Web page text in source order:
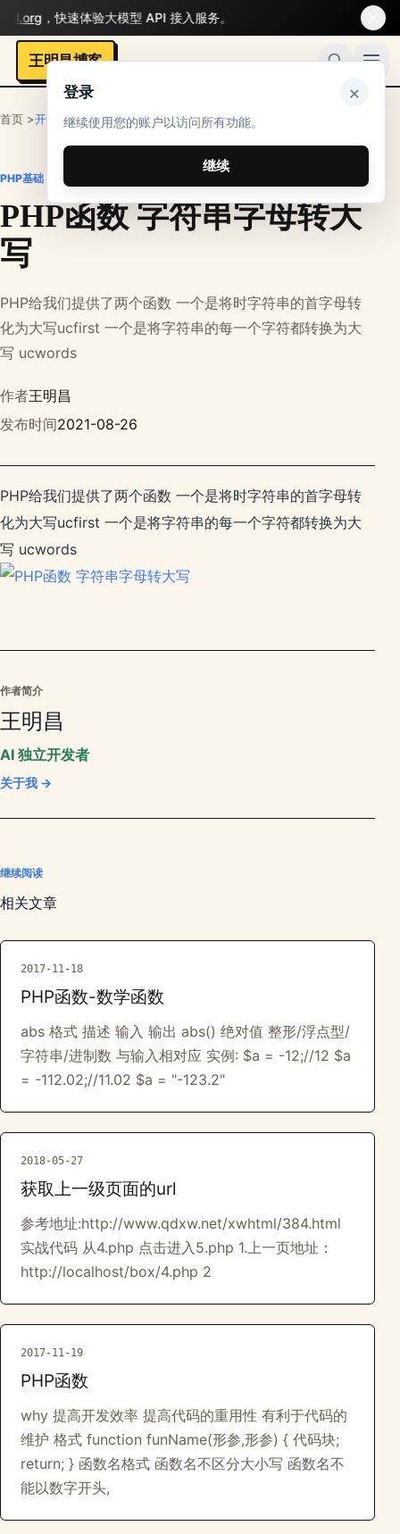
登录 ×
继续使用您的账户以访问所有功能。
继续
，快速体验大模型 API 接入服务。
王明昌博客
首页 >开发者>PHP笔记>PHP基础
PHP基础
PHP函数 字符串字母转大
写
PHP给我们提供了两个函数 一个是将时字符串的首字母转
化为大写ucfirst 一个是将字符串的每一个字符都转换为大
写 ucwords
作者王明昌
发布时间2021-08-26
PHP给我们提供了两个函数 一个是将时字符串的首字母转
化为大写ucfirst 一个是将字符串的每一个字符都转换为大
写 ucwords
作者简介
王明昌
AI 独立开发者
关于我 →
继续阅读
相关文章
2017-11-18
PHP函数-数学函数
abs 格式 描述 输入 输出 abs() 绝对值 整形/浮点型/
字符串/进制数 与输入相对应 实例: $a = -12;//12 $a
= -112.02;//11.02 $a = "-123.2"
2018-05-27
获取上一级页面的url
参考地址:http://www.qdxw.net/xwhtml/384.html
实战代码 从4.php 点击进入5.php 1.上一页地址：
http://localhost/box/4.php 2
2017-11-19
PHP函数
why 提高开发效率 提高代码的重用性 有利于代码的
维护 格式 function funName(形参,形参) { 代码块;
return; } 函数名格式 函数名不区分大小写 函数名不
能以数字开头,